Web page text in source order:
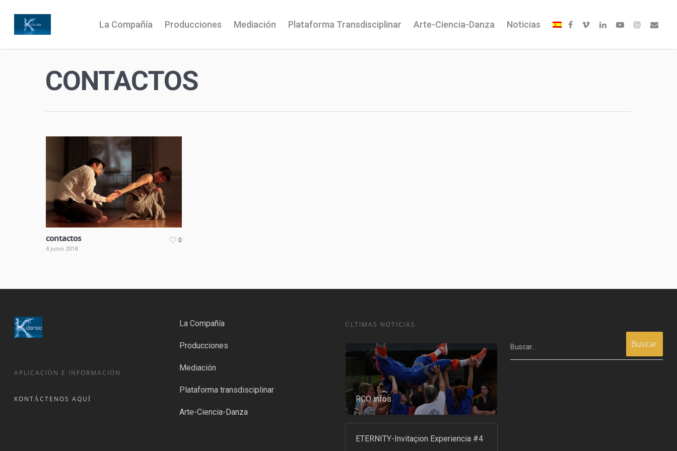
La Compañía Producciones Mediación Plataforma Transdisciplinar Arte-Ciencia-Danza Noticias
CONTACTOS
contactos
4 junio 2018
0
APLICACIÓN E INFORMACIÓN
KONTÁCTENOS AQUÍ
La Compañía
Producciones
Mediación
Plataforma transdisciplinar
Arte-Ciencia-Danza
ÚLTIMAS NOTICIAS
RCO infos
ETERNITY-Invitaçion Experiencia #4
Buscar…